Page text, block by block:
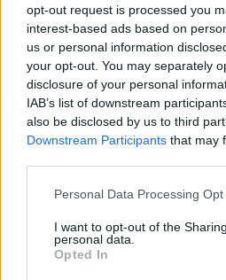
opt-out request is processed you
interest-based ads based on
us or personal information
your opt-out. You may separately
disclosure of your personal
IAB’s list of downstream
also be disclosed by us to third
Downstream Participants that may
Personal Data Processing
I want to opt-out of the
personal data.
Opted In
Stoiximan: «Πού ήσουν;» στις μεγάλες
ΠΕΡΙΣΣΌΤΕΡΑ ΣΕ